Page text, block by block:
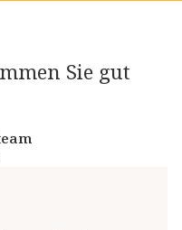
Sie gut